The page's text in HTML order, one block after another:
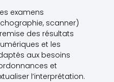
examens
scanner)
des résultats
et les
aux besoins
et
l’interprétation.